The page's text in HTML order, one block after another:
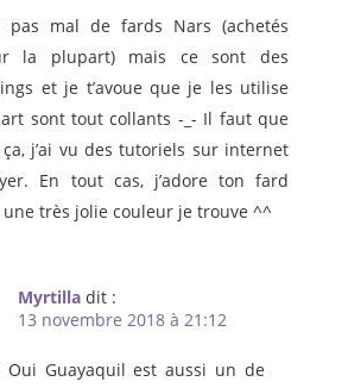
pas mal de fards Nars (achetés
la plupart) mais ce sont des
et je t’avoue que je les utilise
sont tout collants -_- Il faut que
ça, j’ai vu des tutoriels sur internet
En tout cas, j’adore ton fard
une très jolie couleur je trouve ^^
Myrtilla dit :
13 novembre 2018 à 21:12
Oui Guayaquil est aussi un de